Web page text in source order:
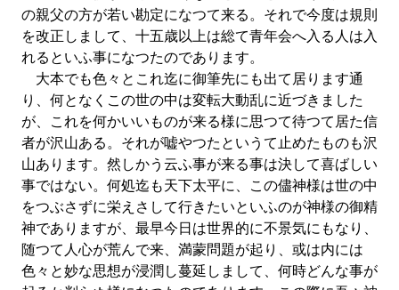
の親父の方が若い勘定になつて来る。それで今度は規則
を改正しまして、十五歳以上は総て青年会へ入る人は入
れるといふ事になつたのであります。
大本でも色々とこれ迄に御筆先にも出て居ります通
り、何となくこの世の中は変転大動乱に近づきました
が、これを何かいいものが来る様に思つて待つて居た信
者が沢山ある。それが嘘やつたというて止めたものも沢
山あります。然しかう云ふ事が来る事は決して喜ばしい
事ではない。何処迄も天下太平に、この儘神様は世の中
をつぶさずに栄えさして行きたいといふのが神様の御精
神でありますが、最早今日は世界的に不景気にもなり、
随つて人心が荒んで来、満蒙問題が起り、或は内には
色々と妙な思想が浸潤し蔓延しまして、何時どんな事が